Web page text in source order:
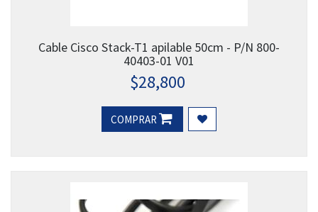
Cable Cisco Stack-T1 apilable 50cm - P/N 800-
40403-01 V01
$28,800
COMPRAR